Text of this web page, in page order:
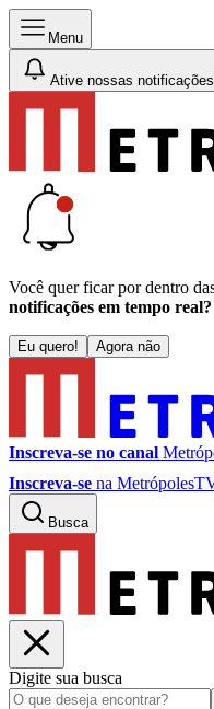
Menu
Ative nossas notificações
Você quer ficar por dentro
notificações em tempo real?
Eu quero! Agora não
Inscreva-se no canal
Inscreva-se na
Busca
Digite sua busca